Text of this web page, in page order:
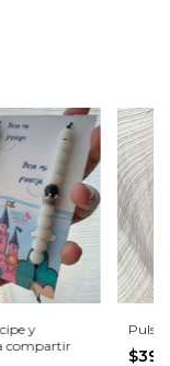
y
compartir